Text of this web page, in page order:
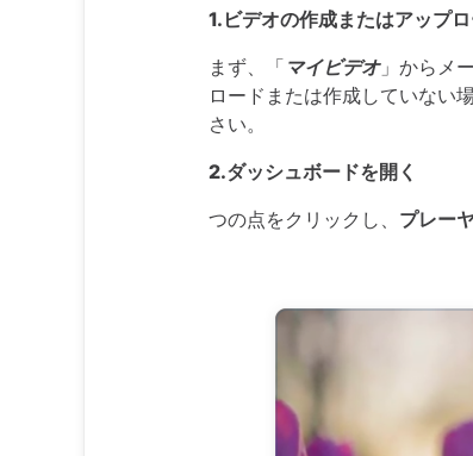
1.ビデオの作成またはアップ
まず、「 マイビデオ」からメ
ロードまたは作成していない
さい。
2.ダッシュボードを開く
つの点をクリックし、 プレー